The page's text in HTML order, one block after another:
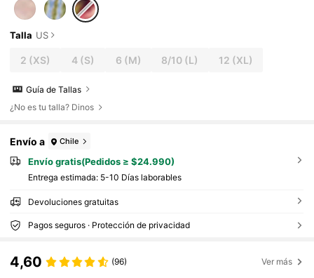
Talla US
2 (XS) 4(S) 6 (M) 8/10 (L) 12 (XL)
Guía de Tallas
¿No es tu talla? Dinos
Envío a Chile
Envío gratis(Pedidos ≥ $24.990)
Entrega estimada: 5-10 Días laborables
Devoluciones gratuitas
Pagos seguros · Protección de privacidad
4,60 (96) Ver más